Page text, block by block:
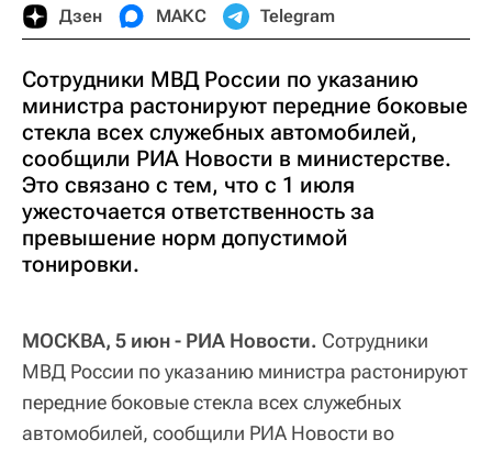
Дзен МАКС Telegram
Сотрудники МВД России по указанию
министра растонируют передние боковые
стекла всех служебных автомобилей,
сообщили РИА Новости в министерстве.
Это связано с тем, что с 1 июля
ужесточается ответственность за
превышение норм допустимой
тонировки.
МОСКВА, 5 июн - РИА Новости. Сотрудники
МВД России по указанию министра растонируют
передние боковые стекла всех служебных
автомобилей, сообщили РИА Новости во